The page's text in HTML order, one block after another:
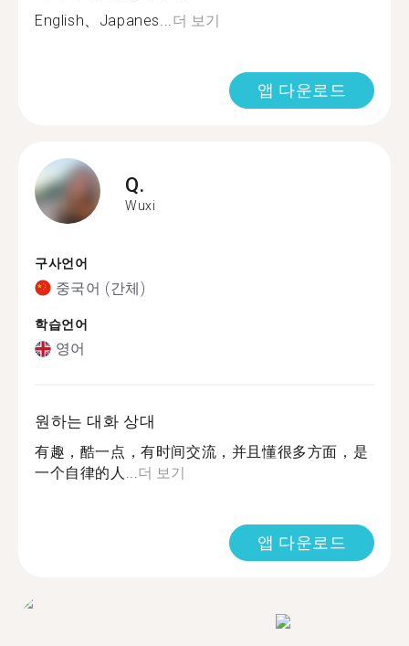
English、Japanes...더 보기
앱 다운로드
Q.
Wuxi
구사언어
중국어 (간체)
학습언어
영어
원하는 대화 상대
有趣，酷一点，有时间交流，并且懂很多方面，是
一个自律的人...더 보기
앱 다운로드